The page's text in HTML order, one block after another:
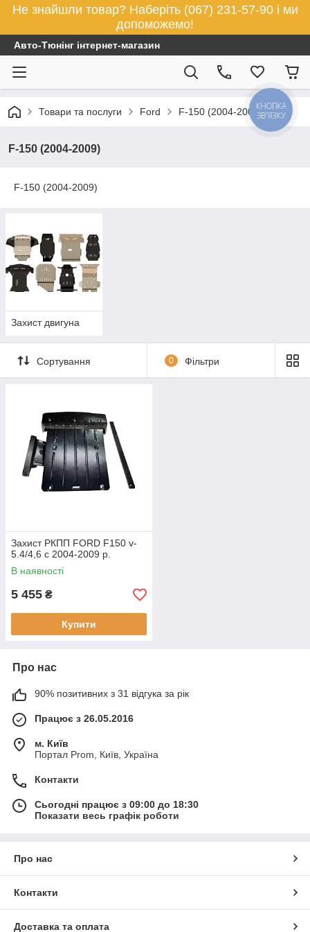
Не знайшли товар? Наберіть (067) 231-57-90 і ми
допоможемо!
Авто-Тюнінг інтернет-магазин
Товари та послуги Ford F-150 (2004-2009)
F-150 (2004-2009)
F-150 (2004-2009)
Захист двигуна
Сортування 0 Фільтри
Захист РКПП FORD F150 v-
5.4/4,6 c 2004-2009 р.
В наявності
5 455 ₴
Купити
Про нас
90% позитивних з 31 відгука за рік
Працює з 26.05.2016
м. Київ
Портал Prom, Київ, Україна
Контакти
Сьогодні працює з 09:00 до 18:30
Показати весь графік роботи
Про нас
Контакти
Доставка та оплата
КНОПКА
ЗВ'ЯЗКУ